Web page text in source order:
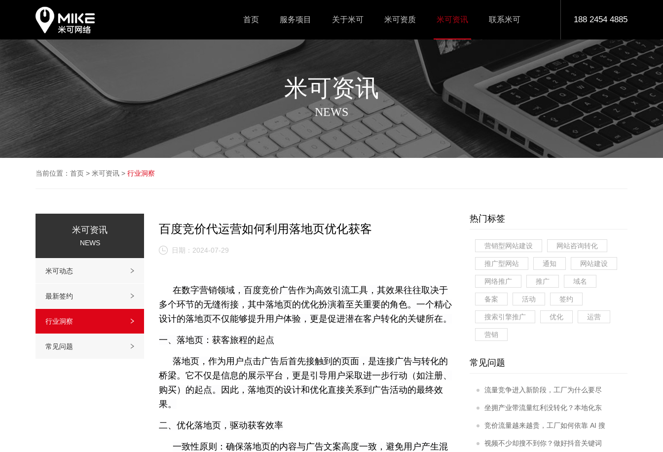
188 2454 4885
首页 服务项目 关于米可 米可资质 米可资讯 联系米可
米可资讯
NEWS
当前位置： 首页 > 米可资讯 > 行业洞察
米可资讯
NEWS
米可动态
最新签约
行业洞察
常见问题
百度竞价代运营如何利用落地页优化获客
日期：2024-07-29
在数字营销领域，百度竞价广告作为高效引流工具，其效果往往取决于
多个环节的无缝衔接，其中落地页的优化扮演着至关重要的角色。一个精心
设计的落地页不仅能够提升用户体验，更是促进潜在客户转化的关键所在。
一、落地页：获客旅程的起点
落地页，作为用户点击广告后首先接触到的页面，是连接广告与转化的
桥梁。它不仅是信息的展示平台，更是引导用户采取进一步行动（如注册、
购买）的起点。因此，落地页的设计和优化直接关系到广告活动的最终效
果。
二、优化落地页，驱动获客效率
一致性原则：确保落地页的内容与广告文案高度一致，避免用户产生混
热门标签
营销型网站建设 网站咨询转化
推广型网站 通知 网站建设
网络推广 推广 域名
备案 活动 签约
搜索引擎推广 优化 运营
营销
常见问题
流量竞争进入新阶段，工厂为什么要尽
早落地企业 AI 搜索优化？
坐拥产业带流量红利没转化？本地化东
莞阿里巴巴运营优势体现在哪里？
竞价流量越来越贵，工厂如何依靠 AI 搜
索优化服务开拓稳定询盘？
视频不少却搜不到你？做好抖音关键词